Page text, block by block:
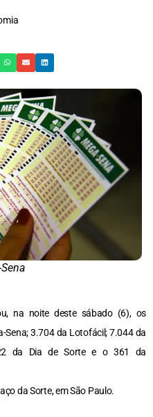
na noite deste sábado (6), os
Sena; 3.704 da Lotofácil; 7.044 da
da Dia de Sorte e o 361 da
da Sorte, em São Paulo.